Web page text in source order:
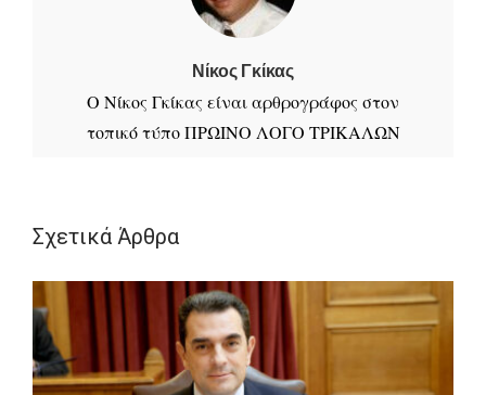
Νίκος Γκίκας
Ο Νίκος Γκίκας είναι αρθρογράφος στον
τοπικό τύπο ΠΡΩΙΝΟ ΛΟΓΟ ΤΡΙΚΑΛΩΝ
Σχετικά Άρθρα